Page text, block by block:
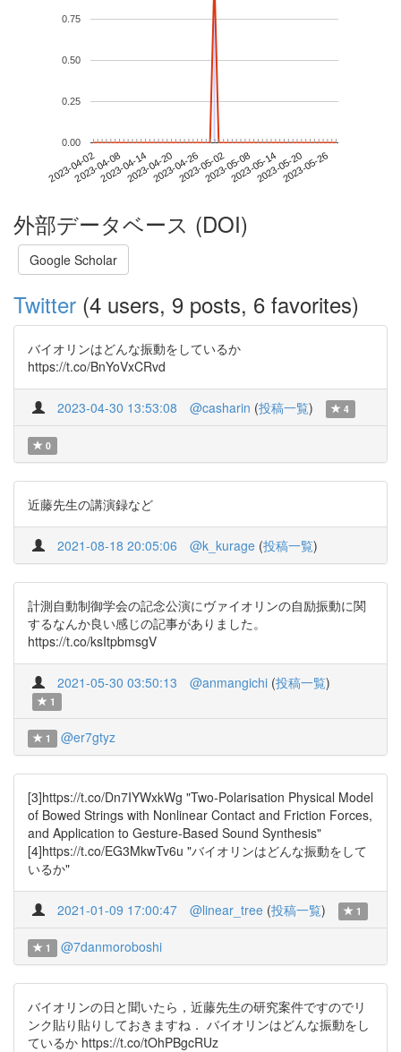
2023-04-022023-04-082023-04-142023-04-202023-04-262023-05-022023-05-082023-05-142023-05-202023-05-26
0.00
0.25
0.50
0.75
外部データベース (DOI)
Google Scholar
Twitter (4 users, 9 posts, 6 favorites)
バイオリンはどんな振動をしているか
https://t.co/BnYoVxCRvd
2023-04-30 13:53:08 @casharin (投稿一覧) 4
0
近藤先生の講演録など
2021-08-18 20:05:06 @k_kurage (投稿一覧)
計測自動制御学会の記念公演にヴァイオリンの自励振動に関
するなんか良い感じの記事がありました。
https://t.co/ksItpbmsgV
2021-05-30 03:50:13 @anmangichi (投稿一覧)
1
1 @er7gtyz
[3]https://t.co/Dn7IYWxkWg "Two-Polarisation Physical Model
of Bowed Strings with Nonlinear Contact and Friction Forces,
and Application to Gesture-Based Sound Synthesis"
[4]https://t.co/EG3MkwTv6u "バイオリンはどんな振動をして
いるか"
2021-01-09 17:00:47 @linear_tree (投稿一覧) 1
1 @7danmoroboshi
バイオリンの日と聞いたら，近藤先生の研究案件ですのでリ
ンク貼り貼りしておきますね． バイオリンはどんな振動をし
ているか https://t.co/tOhPBgcRUz